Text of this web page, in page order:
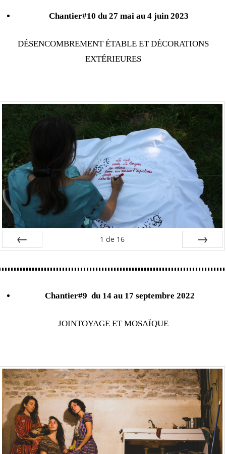
Chantier#10 du 27 mai au 4 juin 2023
DÉSENCOMBREMENT ÉTABLE ET DÉCORATIONS
EXTÉRIEURES
1 de 16
Chantier#9 du 14 au 17 septembre 2022
JOINTOYAGE ET MOSAÏQUE